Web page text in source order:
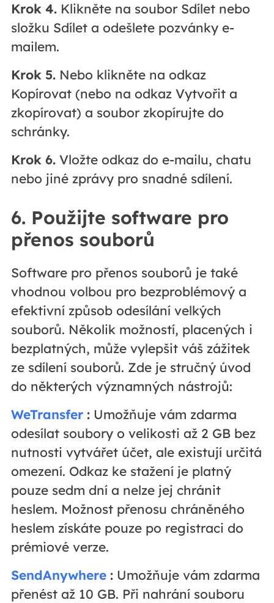
Krok 4.Klikněte na soubor Sdílet nebo
složku Sdílet a odešlete pozvánky e-
mailem.
Krok 5.Nebo klikněte na odkaz
Kopírovat (nebo na odkaz Vytvořit a
zkopírovat) a soubor zkopírujte do
schránky.
Krok 6.Vložte odkaz do e-mailu, chatu
nebo jiné zprávy pro snadné sdílení.
6. Použijte software pro
přenos souborů
Software pro přenos souborů je také
vhodnou volbou pro bezproblémový a
efektivní způsob odesílání velkých
souborů. Několik možností, placených i
bezplatných, může vylepšit váš zážitek
ze sdílení souborů. Zde je stručný úvod
do některých významných nástrojů:
WeTransfer:Umožňuje vám zdarma
odesílat soubory o velikosti až 2 GB bez
nutnosti vytvářet účet, ale existují určitá
omezení. Odkaz ke stažení je platný
pouze sedm dní a nelze jej chránit
heslem. Možnost přenosu chráněného
heslem získáte pouze po registraci do
prémiové verze.
SendAnywhere:Umožňuje vám zdarma
přenést až 10 GB. Při nahrání souboru